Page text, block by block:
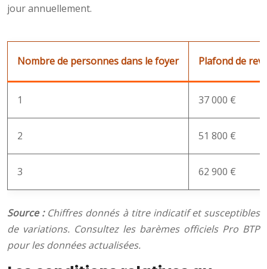
jour annuellement.
Nombre de personnes dans le foyer Plafond de
1 37 000 €
2 51 800 €
3 62 900 €
Source : Chiffres donnés à titre indicatif et susceptibles
de variations. Consultez les barèmes officiels Pro BTP
pour les données actualisées.